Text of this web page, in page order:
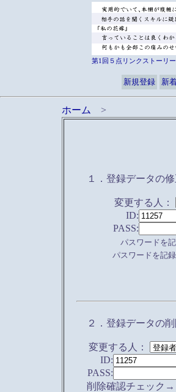
第1回５点リンクストーリ
新規登録 新
ホーム >
１．登録データの
変更する人：
ID:
PASS:
パスワードを
パスワードを記
２．登録データの
変更する人：
ID:
PASS:
削除確認チェック→